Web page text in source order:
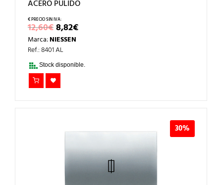
ACERO PULIDO
12,60€EL
PRECIO
ORIGINAL
ERA:
12,60€.
8,82€EL
PRECIO
8,82€.
Marca:NIESSEN
Ref.: 8401 AL
Stock disponible.
30%